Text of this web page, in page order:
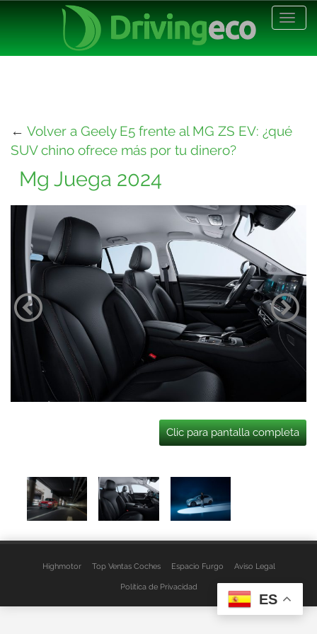
← Volver a Geely E5 frente al MG ZS EV: ¿qué
SUV chino ofrece más por tu dinero?
Mg Juega 2024
Clic para pantalla completa
Highmotor Top Ventas Coches Espacio Furgo Aviso Legal
Política de Privacidad
ES